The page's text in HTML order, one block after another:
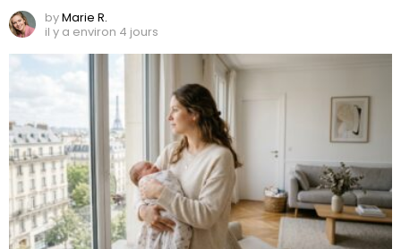
byMarie R.
il y a environ 4 jours